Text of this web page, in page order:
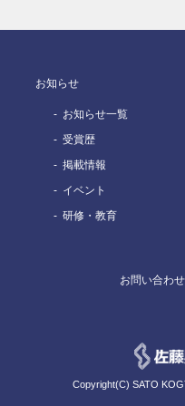
お知らせ
お知らせ一覧
受賞歴
掲載情報
イベント
研修・教育
お問い合わせ
Copyright(C) SATO